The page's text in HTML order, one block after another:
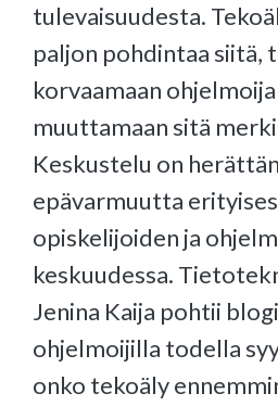
tulevaisuudesta.
paljon pohdintaa siitä,
korvaamaan
muuttamaan sitä
Keskustelu on
epävarmuutta
opiskelijoiden ja
keskuudessa.
Jenina Kaija pohtii
ohjelmoijilla todella
onko tekoäly